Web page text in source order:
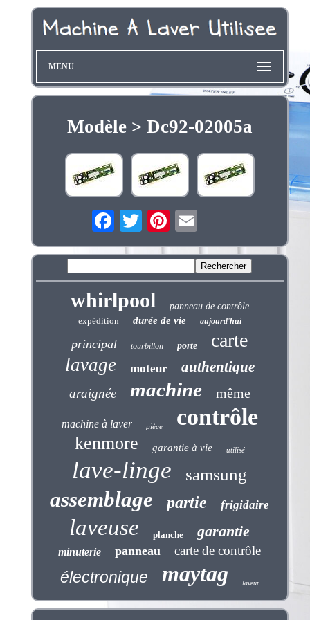
MENU
Modèle > Dc92-02005a
whirlpool
panneau de contrôle
expédition
durée de vie aujourd'hui
principal tourbillon porte carte
lavage moteur authentique
araignée machine même
machine à laver pièce contrôle
kenmore garantie à vie utilisé
lave-linge samsung
assemblage partie frigidaire
laveuse planche garantie
minuterie panneau carte de contrôle
électronique maytag laveur